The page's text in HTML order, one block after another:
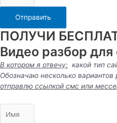
Отправить
ПОЛУЧИ
Видео разбор
В котором я отвечу: какой тип
Обозначаю несколько вариантов
отправлю ссылкой смс или